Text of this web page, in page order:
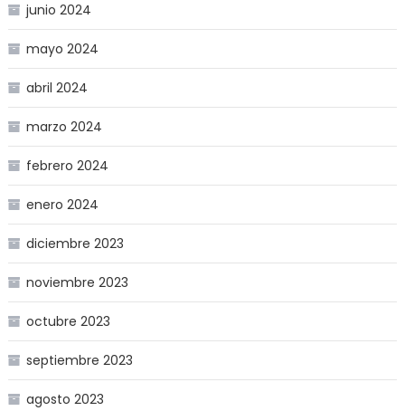
junio 2024
mayo 2024
abril 2024
marzo 2024
febrero 2024
enero 2024
diciembre 2023
noviembre 2023
octubre 2023
septiembre 2023
agosto 2023